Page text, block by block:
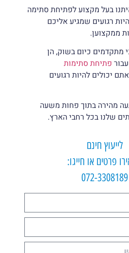
לייעוץ חינם
פרטים או חייגו:
072-3308189
בעל מקצוע לפתיחת סתימה
רגועים שמגיע אליכם
ממקצוען.
מתקדמים כיום בשוק, הן
פתיחת סתימות
יכולים להיות רגועים
מהירה בתוך פחות משעה
שלנו בכל רחבי הארץ.